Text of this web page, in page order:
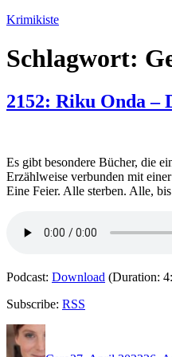
Zum
springen
Krimikiste
Schlagwort:
2152: Riku Onda –
Es gibt besondere Bücher, die
Erzählweise verbunden mit
Eine Feier. Alle sterben. Alle,
Podcast: Download (Duration:
Subscribe: RSS
Autor